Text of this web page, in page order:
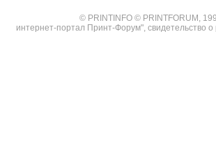
© PRINTINFO © PRINTFORUM,
интернет-портал Принт-Форум", свидетельство